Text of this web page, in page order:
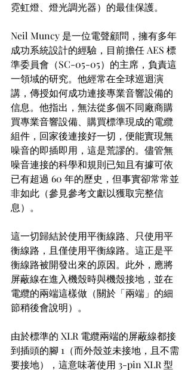
霓虹燈、燈光調光器）的最佳保護。
Neil Muncy 是一位電聲顧問，擁有多年
成功系統設計的經驗，目前擔任 AES 標
準委員會（SC-05-05）的主席，負責這
一領域的研究。他經常在全球巡迴演
講，傳授如何成功連接專業音響設備的
信息。他指出，無法從多個不同廠商購
買專業音響設備、購買標準現成的電纜
組件，回家後連接好一切，便能實現無
噪音的即插即用，這是荒謬的。儘管無
噪音連接的科學和規則已知且有據可依
已有超過 60 年的歷史，但事實卻常常並
非如此（參見參考文獻以獲取完整信
息）。
這一切歸結於使用平衡線路、只使用平
衡線路，且僅使用平衡線路。這正是平
衡線路被開發出來的原因。此外，應將
屏蔽線在進入機殼時與機殼接地，並在
電纜的兩端這樣做（關於「兩端」的細
節稍後會說明）。
由於標準的 XLR 電纜兩端的屏蔽線都接
到插頭的腳 1（而外殼並未接地，且不需
要接地），這意味著使用 3-pin XLR 型